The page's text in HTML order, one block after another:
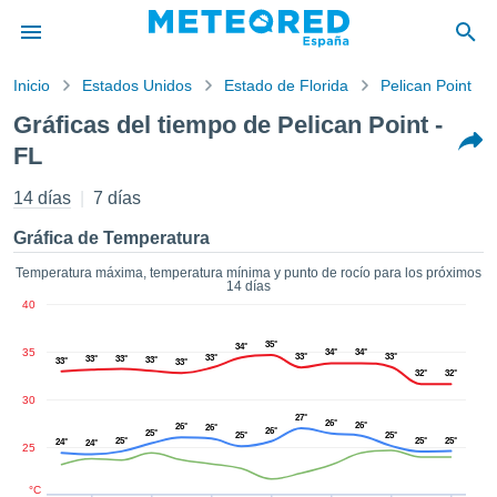
de
para
que se
a este
las
y
digital
basada
Inicio Estados Unidos Estado de Florida Pelican Point
Gráficas del tiempo de Pelican Point -
FL
14 días 7 días
Gráfica de Temperatura
Temperatura máxima, temperatura mínima y punto de rocío para los próximos
14 días
25
30
35
40
°C
33° 33° 33° 33° 33° 33°
34°
35°
33°
34° 34°
33°
32°
32°
24° 24° 25°
25°
26° 26°
25° 26°
27°
26°
26°
25°
25° 25°